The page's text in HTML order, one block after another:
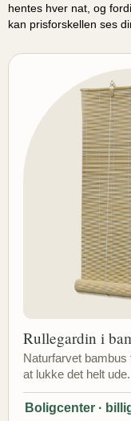
hentes hver nat, og
kan prisforskellen ses
Rullegardin i
Naturfarvet
at lukke det helt ude.
Boligcenter ·